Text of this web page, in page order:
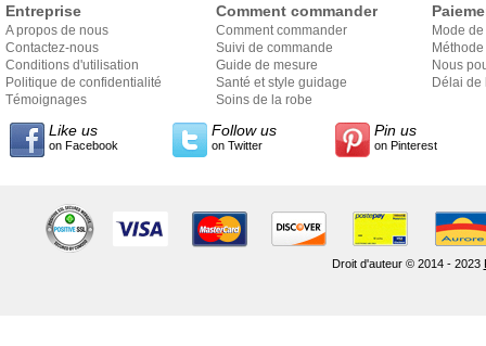
Entreprise
A propos de nous
Contactez-nous
Conditions d'utilisation
Politique de confidentialité
Témoignages
Comment commander
Comment commander
Suivi de commande
Guide de mesure
Santé et style guidage
Soins de la robe
Mode
Nous
Délai de
Like us
on Facebook
Follow us
on Twitter
Pin us
on Pinterest
Droit d'auteur © 2014 - 2023